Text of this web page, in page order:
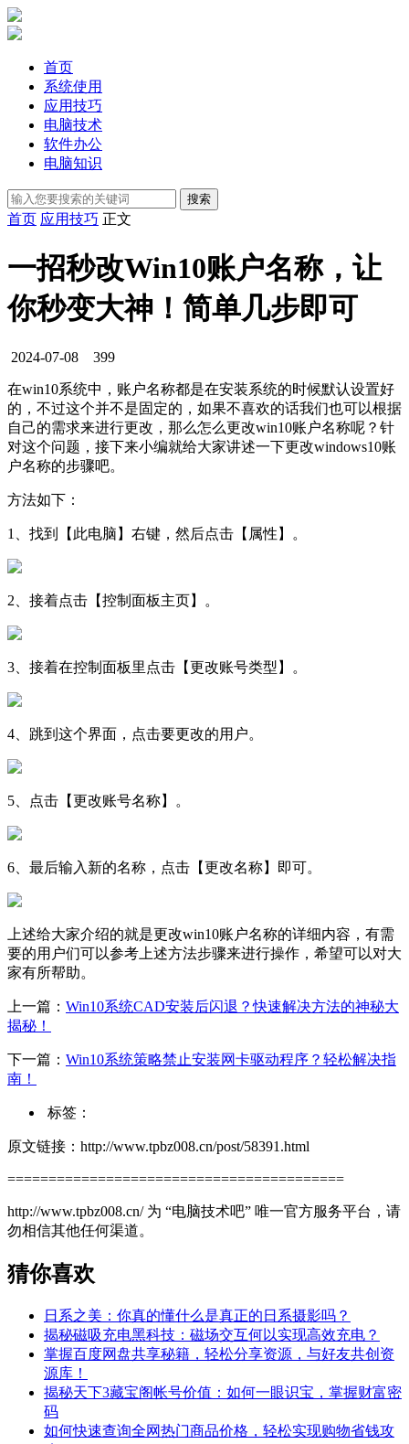
首页
系统使用
应用技巧
电脑技术
软件办公
电脑知识
首页 应用技巧 正文
一招秒改Win10账户名称，让
你秒变大神！简单几步即可
2024-07-08 399
在win10系统中，账户名称都是在安装系统的时候默认设置好
的，不过这个并不是固定的，如果不喜欢的话我们也可以根据
自己的需求来进行更改，那么怎么更改win10账户名称呢？针
对这个问题，接下来小编就给大家讲述一下更改windows10账
户名称的步骤吧。
方法如下：
1、找到【此电脑】右键，然后点击【属性】。
2、接着点击【控制面板主页】。
3、接着在控制面板里点击【更改账号类型】。
4、跳到这个界面，点击要更改的用户。
5、点击【更改账号名称】。
6、最后输入新的名称，点击【更改名称】即可。
上述给大家介绍的就是更改win10账户名称的详细内容，有需
要的用户们可以参考上述方法步骤来进行操作，希望可以对大
家有所帮助。
上一篇： Win10系统CAD安装后闪退？快速解决方法的神秘大
揭秘！
下一篇： Win10系统策略禁止安装网卡驱动程序？轻松解决指
南！
标签：
原文链接：http://www.tpbz008.cn/post/58391.html
=========================================
http://www.tpbz008.cn/ 为 “电脑技术吧” 唯一官方服务平台，请
勿相信其他任何渠道。
猜你喜欢
日系之美：你真的懂什么是真正的日系摄影吗？
揭秘磁吸充电黑科技：磁场交互何以实现高效充电？
掌握百度网盘共享秘籍，轻松分享资源，与好友共创资
源库！
揭秘天下3藏宝阁帐号价值：如何一眼识宝，掌握财富密
码
如何快速查询全网热门商品价格，轻松实现购物省钱攻